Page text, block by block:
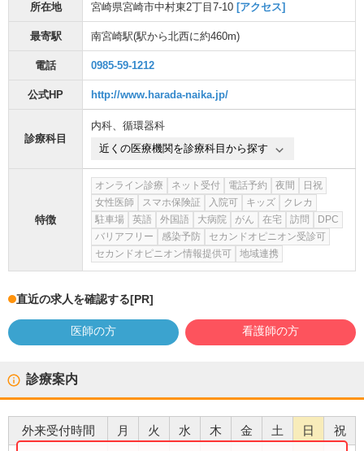
所在地 宮崎県宮崎市中村東2丁目7-10 [アクセス]
最寄駅 南宮崎駅(駅から北西に約460m)
電話 0985-59-1212
公式HP http://www.harada-naika.jp/
診療科目
内科、 循環器科
近くの医療機関を診療科目から探す
特徴
オンライン診療 ネット受付 電話予約 夜間
日祝
女性医師
スマホ保険証 入院可 キッズ
クレカ
駐車場
英語 外国語 大病院 がん 在宅 訪問
DPC
バリアフリー
感染予防
セカンドオピニオン受診可
セカンドオピニオン情報提供可
地域連携
直近の求人を確認する[PR]
医師の方 看護師の方
診療案内
外来受付時間 月 火 水 木 金 土 日 祝